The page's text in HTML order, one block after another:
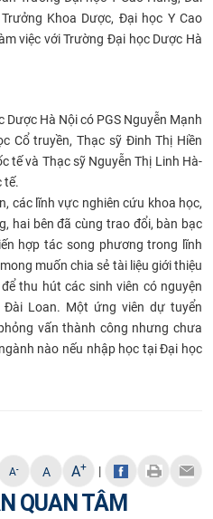
Khoa Dược, Đại học Y Cao
việc với Trường Đại học Dược Hà
Hà Nội có PGS Nguyễn Mạnh
Cổ truyền, Thạc sỹ Đinh Thị Hiền
tế và Thạc sỹ Nguyễn Thị Linh Hà-
tế.
các lĩnh vực nghiên cứu khoa học,
hai bên đã cùng trao đổi, bàn bạc
hợp tác song phương trong lĩnh
muốn chia sẻ tài liệu giới thiệu
thu hút các sinh viên có nguyện
Loan. Một ứng viên dự tuyển
vấn thành công nhưng chưa
nào nếu nhập học tại Đại học
A- A A+ |
QUAN TÂM